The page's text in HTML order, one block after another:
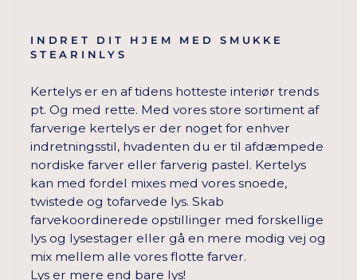
INDRET DIT HJEM MED SMUKKE
STEARINLYS
Kertelys er en af tidens hotteste interiør trends
pt. Og med rette. Med vores store sortiment af
farverige kertelys er der noget for enhver
indretningsstil, hvadenten du er til afdæmpede
nordiske farver eller farverig pastel. Kertelys
kan med fordel mixes med vores snoede,
twistede og tofarvede lys. Skab
farvekoordinerede opstillinger med forskellige
lys og lysestager eller gå en mere modig vej og
mix mellem alle vores flotte farver.
Lys er mere end bare lys!